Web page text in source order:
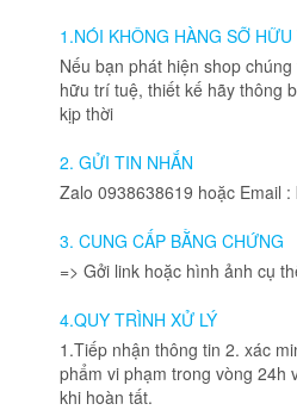
1.NÓI KHÔNG HÀNG SỠ
Nếu bạn phát hiện shop
hữu trí tuệ, thiết kế hãy thông
kịp thời
2. GỬI TIN NHẮN
Zalo 0938638619 hoặc Email
3. CUNG CẤP BẰNG CHỨNG
=> Gởi link hoặc hình ảnh cụ
4.QUY TRÌNH XỬ LÝ
1.Tiếp nhận thông tin 2. xác
phẩm vi phạm trong vòng 24h
khi hoàn tất.